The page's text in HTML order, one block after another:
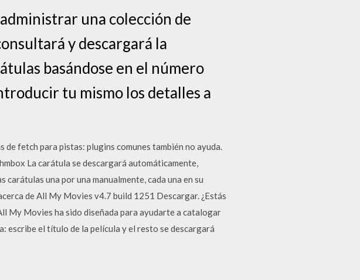
una colección de
y descargará la
basándose en el número
tu mismo los detalles a
fetch para pistas: plugins comunes también no ayuda.
La carátula se descargará automáticamente,
una por una manualmente, cada una en su
de All My Movies v4.7 build 1251 Descargar. ¿Estás
My Movies ha sido diseñada para ayudarte a catalogar
escribe el título de la película y el resto se descargará